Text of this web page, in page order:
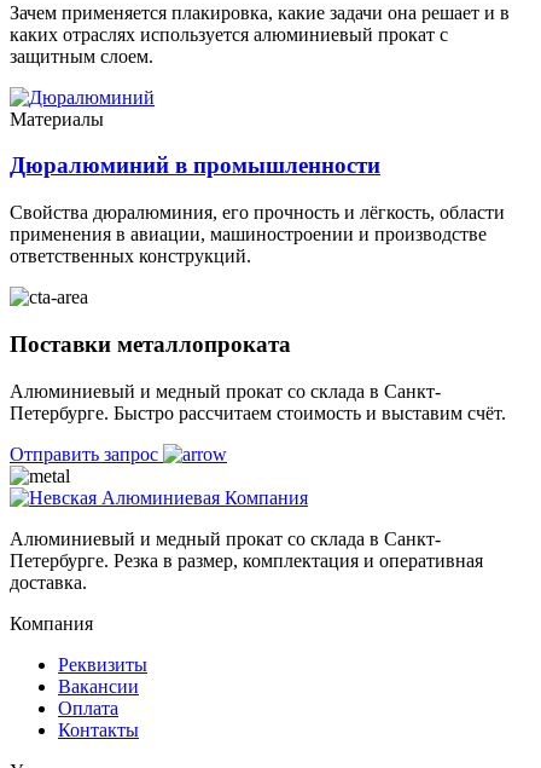
Зачем применяется плакировка, какие задачи она решает и в
каких отраслях используется алюминиевый прокат с
защитным слоем.
Материалы
Дюралюминий в промышленности
Свойства дюралюминия, его прочность и лёгкость, области
применения в авиации, машиностроении и производстве
ответственных конструкций.
Поставки металлопроката
Алюминиевый и медный прокат со склада в Санкт-
Петербурге. Быстро рассчитаем стоимость и выставим счёт.
Отправить запрос
Алюминиевый и медный прокат со склада в Санкт-
Петербурге. Резка в размер, комплектация и оперативная
доставка.
Компания
Реквизиты
Вакансии
Оплата
Контакты